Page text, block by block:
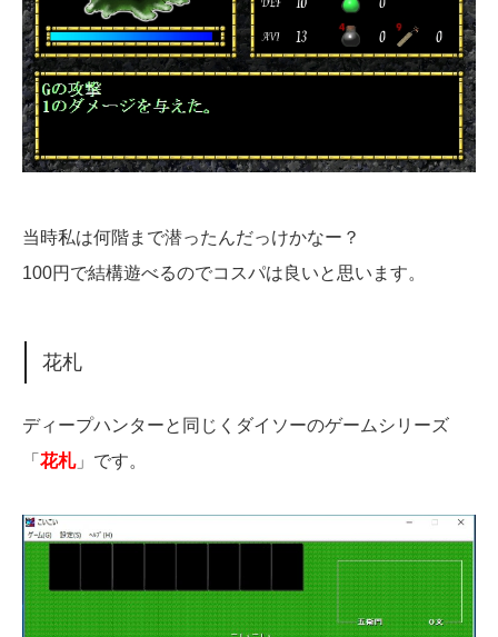
当時私は何階まで潜ったんだっけかなー？
100円で結構遊べるのでコスパは良いと思います。
花札
ディープハンターと同じくダイソーのゲームシリーズ
「 花札」です。